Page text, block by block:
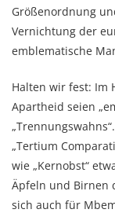
Größenordnung
Vernichtung der
emblematische
Halten wir fest: Im
Apartheid seien
„Tertium
wie „Kernobst“
Äpfeln und Birnen
sich auch für